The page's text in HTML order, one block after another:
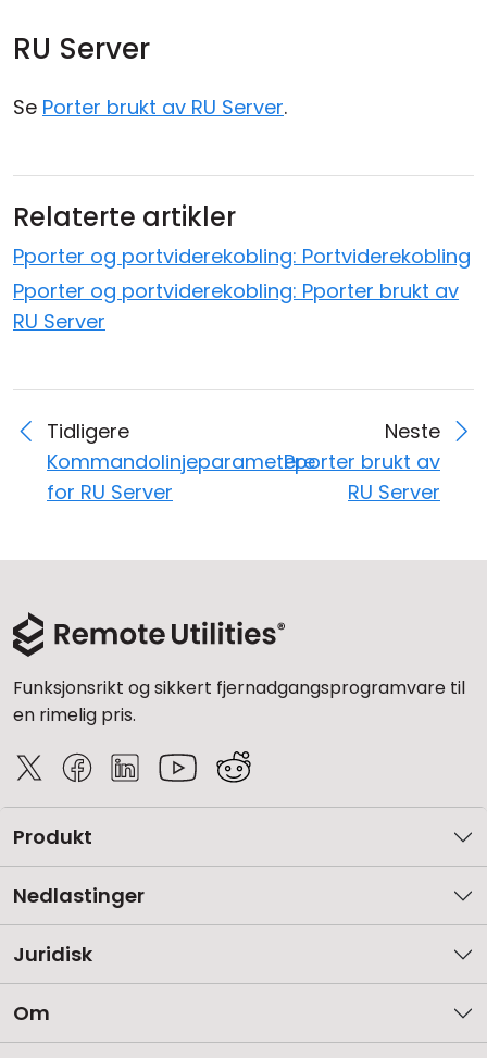
RU Server
Se Porter brukt av RU Server.
Relaterte artikler
Pporter og portviderekobling: Portviderekobling
Pporter og portviderekobling: Pporter brukt av
RU Server
Tidligere
Kommandolinjeparametere
for RU Server
Neste
Pporter brukt av
RU Server
Funksjonsrikt og sikkert fjernadgangsprogramvare til
en rimelig pris.
Produkt
Nedlastinger
Juridisk
Om